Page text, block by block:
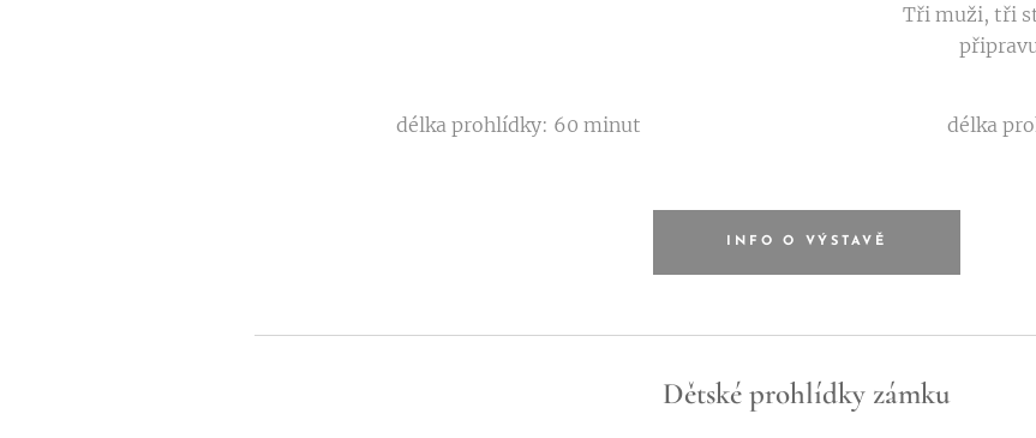
Tři muži, tři
délka prohlídky: 60 minut délka
INFO O VÝSTAVĚ
Dětské prohlídky zámku